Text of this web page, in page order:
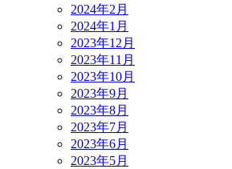
2024年2月
2024年1月
2023年12月
2023年11月
2023年10月
2023年9月
2023年8月
2023年7月
2023年6月
2023年5月